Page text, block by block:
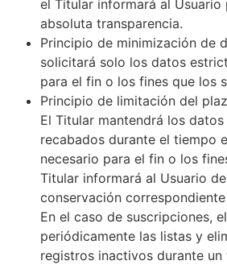
el Titular informará al Usuario
absoluta transparencia.
Principio de minimización de
solicitará solo los datos
para el fin o los fines que los
Principio de limitación del
El Titular mantendrá los
recabados durante el tiempo
necesario para el fin o los
Titular informará al Usuario
conservación
En el caso de suscripciones,
periódicamente las listas y
registros inactivos durante un